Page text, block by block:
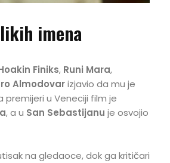
imena
Finiks, Runi Mara,
Almodovarizjavio da mu je
u Veneciji film je
, a u San Sebastijanu je osvojio
na gledaoce, dok ga kritičari